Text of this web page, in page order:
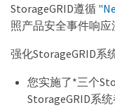
StorageGRID遵循
照产品安全事件响应
强化StorageGRID系
您实施了*三个
StorageGRID系